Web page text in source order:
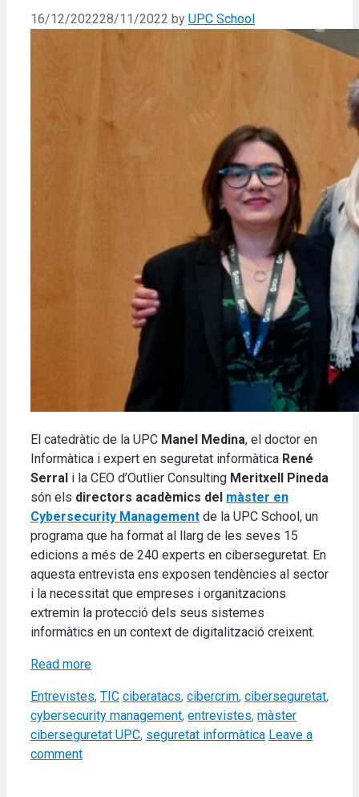
16/12/202228/11/2022 by UPC School
El catedràtic de la UPC Manel Medina, el doctor en
Informàtica i expert en seguretat informàtica René
Serral i la CEO d’Outlier Consulting Meritxell Pineda
són els directors acadèmics del màster en
Cybersecurity Management de la UPC School, un
programa que ha format al llarg de les seves 15
edicions a més de 240 experts en ciberseguretat. En
aquesta entrevista ens exposen tendències al sector
i la necessitat que empreses i organitzacions
extremin la protecció dels seus sistemes
informàtics en un context de digitalització creixent.
Read more
Categories
Entrevistes, TIC Tags
ciberatacs, cibercrim, ciberseguretat,
cybersecurity management, entrevistes, màster
ciberseguretat UPC, seguretat informàtica Leave a
comment